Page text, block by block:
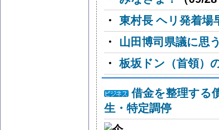
・
東村長 ヘリ発着場
・
山田博司県議に思
・ 板坂ドン（首領）
借金を整理する
生・特定調停